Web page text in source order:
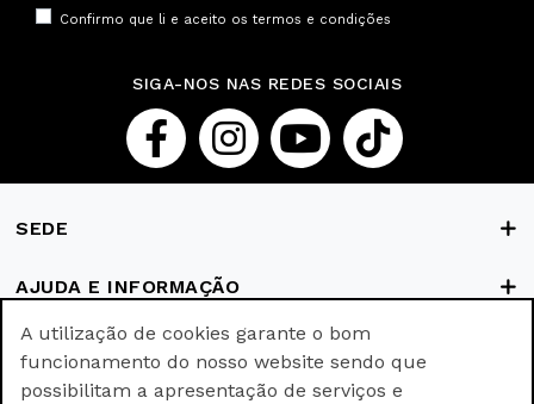
Confirmo que li e aceito os termos e condições
SIGA-NOS NAS REDES SOCIAIS
SEDE
AJUDA E INFORMAÇÃO
FORMAS DE PAGAMENTO
A utilização de cookies garante o bom
funcionamento do nosso website sendo que
possibilitam a apresentação de serviços e